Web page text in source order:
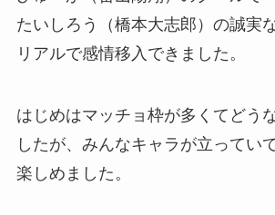
たいしろう（橋本大志郎）の誠実
リアルで感情移入できました。
はじめはマッチョ枠が多くてどう
したが、みんなキャラが立ってい
楽しめました。